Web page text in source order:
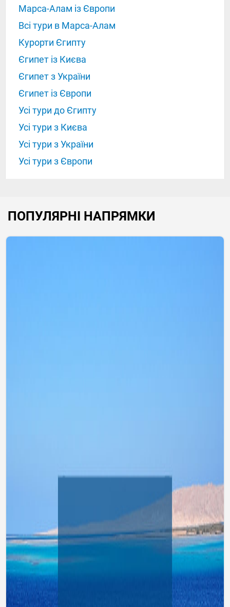
Марса-Алам із Європи
Всі тури в Марса-Алам
Курорти Єгипту
Єгипет із Києва
Єгипет з України
Єгипет із Європи
Усі тури до Єгипту
Усі тури з Києва
Усі тури з України
Усі тури з Європи
ПОПУЛЯРНІ НАПРЯМКИ